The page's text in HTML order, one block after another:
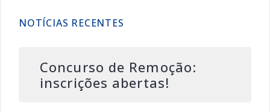
NOTÍCIAS RECENTES
Concurso de Remoção:
inscrições abertas!